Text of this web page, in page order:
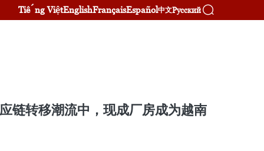
Tiếng ViệtEnglishFrançaisEspañol中文Русский
链转移潮流中，现成厂房成为越南